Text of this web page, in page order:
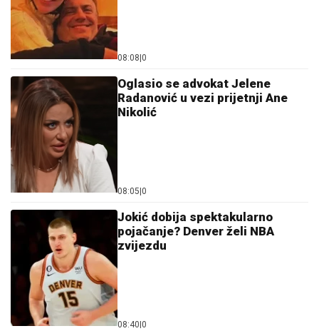
08:08|0
Oglasio se advokat Jelene
Radanović u vezi prijetnji Ane
Nikolić
08:05|0
Jokić dobija spektakularno
pojačanje? Denver želi NBA
zvijezdu
08:40|0